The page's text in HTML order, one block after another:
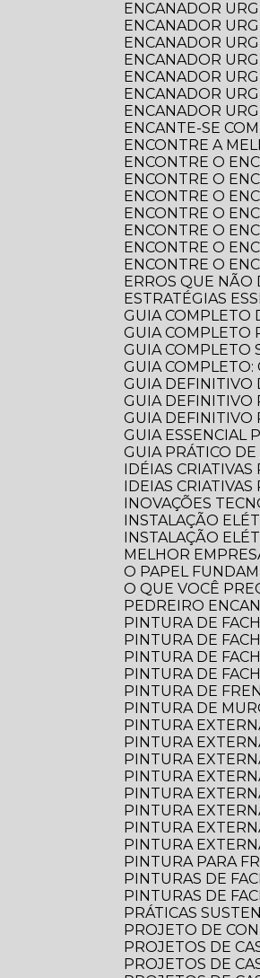
ENCANADOR
ENCANADOR
ENCANADOR
ENCANADOR
ENCANADOR
ENCANADOR
ENCANADOR
ENCANTE-SE
ENCONTRE A
ENCONTRE O
ENCONTRE O
ENCONTRE O
ENCONTRE O
ENCONTRE O
ENCONTRE O
ENCONTRE O
ERROS QUE
ESTRATÉGIAS
GUIA
GUIA
GUIA
GUIA
GUIA
GUIA
GUIA
GUIA
GUIA PRÁTICO
IDÉIAS
IDEIAS
INOVAÇÕES
INSTALAÇÃO
INSTALAÇÃO
MELHOR
O PAPEL
O QUE VOCÊ
PEDREIRO
PINTURA DE
PINTURA DE
PINTURA DE
PINTURA DE
PINTURA DE
PINTURA DE
PINTURA
PINTURA
PINTURA
PINTURA
PINTURA
PINTURA
PINTURA
PINTURA
PINTURA PARA
PINTURAS DE
PINTURAS DE
PRÁTICAS
PROJETO DE
PROJETOS DE
PROJETOS DE